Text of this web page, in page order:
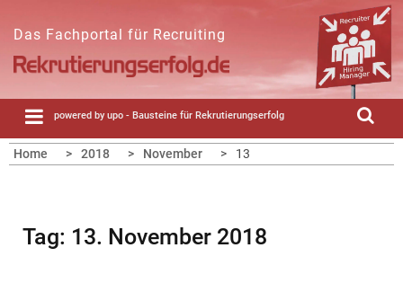
content
Das Fachportal für Recruiting
powered by upo - Bausteine für Rekrutierungserfolg
Home 2018 November 13
Tag: 13. November 2018